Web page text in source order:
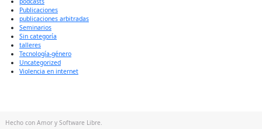
Publicaciones
publicaciones arbitradas
Seminarios
Sin categoría
talleres
Tecnología-género
Uncategorized
Violencia en internet
Hecho con Amor y Software Libre.